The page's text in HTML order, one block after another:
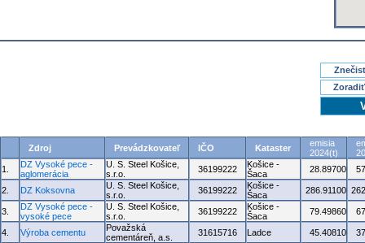
Zdroj Prevádzkovateľ IČO Kataster
emisia
2024(t)
1.
DZ Vysoké pece -
aglomerácia
U. S. Steel Košice,
s.r.o.
36199222
Košice -
Šaca
28.89700
2. DZ Koksovna
U. S. Steel Košice,
s.r.o.
36199222
Košice -
Šaca
286.91100
3.
DZ Vysoké pece -
vysoké pece
U. S. Steel Košice,
s.r.o.
36199222
Košice -
Šaca
79.49860
4. Výroba cementu
Považská
cementáreň, a.s.
31615716 Ladce 45.40810